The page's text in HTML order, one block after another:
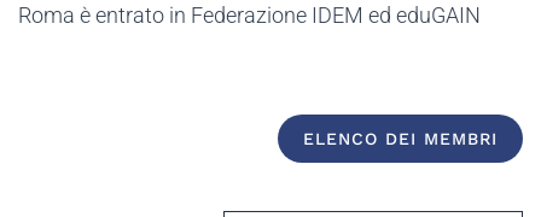
Roma è entrato in Federazione IDEM ed eduGAIN
ELENCO DEI MEMBRI